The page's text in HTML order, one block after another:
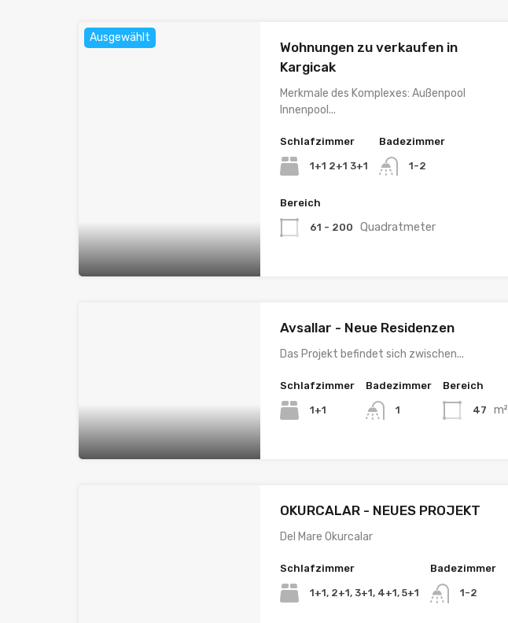
Ausgewählt
Wohnungen zu verkaufen in
Kargicak
Merkmale des Komplexes: Außenpool
Innenpool...
Schlafzimmer
1+1 2+1 3+1
Badezimmer
1-2
Bereich
61 - 200 Quadratmeter
Avsallar - Neue Residenzen
Das Projekt befindet sich zwischen...
Schlafzimmer
1+1
Badezimmer
1
Bereich
47 m²
OKURCALAR - NEUES PROJEKT
Del Mare Okurcalar
Schlafzimmer
1+1, 2+1, 3+1, 4+1, 5+1
Badezimmer
1-2